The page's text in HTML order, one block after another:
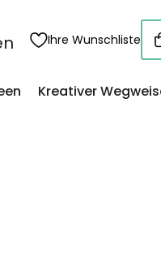
Ihre Wunschliste
Kreativer